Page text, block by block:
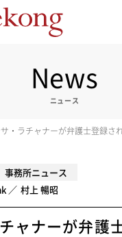
News
ニュース
・ラチャナーが弁護士登録さ
事務所ニュース
村上 暢昭
ャナーが弁護